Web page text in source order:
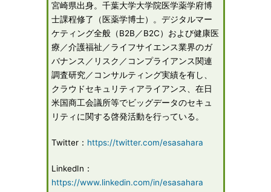
宮崎県出身。千葉大学大学院医学薬学府博
士課程修了（医薬学博士）。デジタルマー
ケティング全般（B2B／B2C）および健康医
療／介護福祉／ライフサイエンス業界のガ
バナンス／リスク／コンプライアンス関連
調査研究／コンサルティング実績を有し、
クラウドセキュリティアライアンス、在日
米国商工会議所等でビッグデータのセキュ
リティに関する啓発活動を行っている。
Twitter： https://twitter.com/esasahara
LinkedIn：
https://www.linkedin.com/in/esasahara